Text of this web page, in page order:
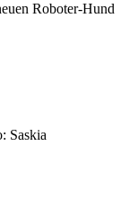
Roboter-Hund
Saskia